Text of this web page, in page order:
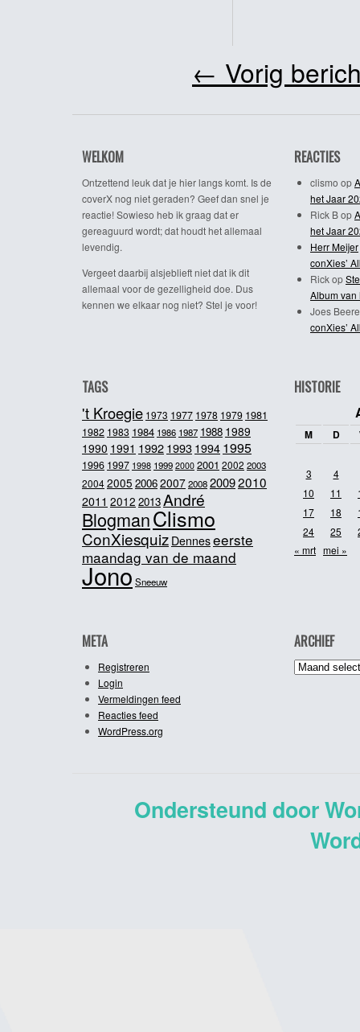
← Vorig
WELKOM
Ontzettend leuk dat je hier langs komt. Is de
coverX nog niet geraden? Geef dan snel je
reactie! Sowieso heb ik graag dat er
gereaguurd wordt; dat houdt het allemaal
levendig.
Vergeet daarbij alsjeblieft niet dat ik dit
allemaal voor de gezelligheid doe. Dus
kennen we elkaar nog niet? Stel je voor!
REACTIES
clismo op
het Jaar
Rick Bop
het Jaar
Herr Meijer
conXies’
Rickop
Album van
Joes
conXies’
TAGS
't Kroegie 1973 1977 1978 1979 1981
1982 1983 1984 1986 1987 1988 1989
1990 1991 19921993 1994 1995
1996 1997 1998 1999 2000 2001 2002 2003
20042005 20062007200820092010
2011 2012 2013André
BlogmanClismo
ConXiesquiz Denneseerste
maandag van de maand
JonoSneeuw
HISTORIE
M D
3
4
10
11
17
18
24
25
« mrt mei »
META
Registreren
Login
Vermeldingen feed
Reacties feed
WordPress.org
ARCHIEF
Archief
Ondersteund door